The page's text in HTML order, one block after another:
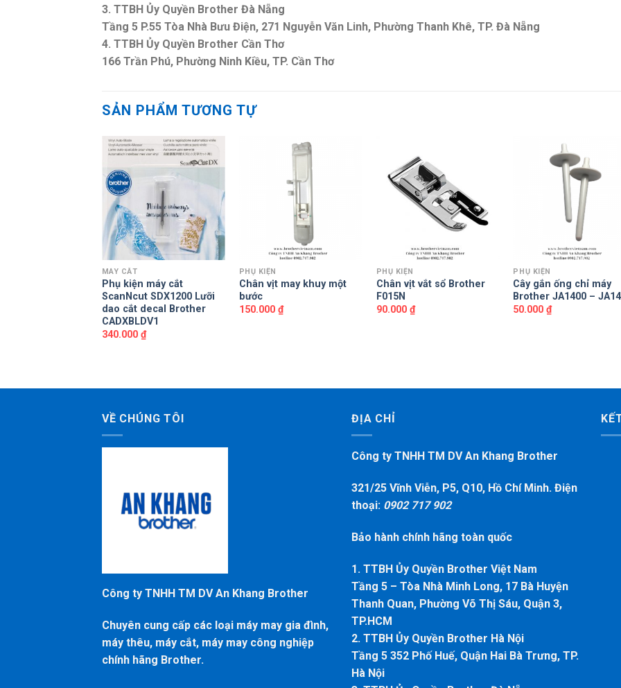
3. TTBH Ủy Quyền Brother Đà Nẵng
Tầng 5 P.55 Tòa Nhà Bưu Điện, 271 Nguyễn Văn Linh, Phường Thanh Khê, TP. Đà Nẵng
4. TTBH Ủy Quyền Brother Cần Thơ
166 Trần Phú, Phường Ninh Kiều, TP. Cần Thơ
SẢN PHẨM TƯƠNG TỰ
MÁY CẮT
Phụ kiện máy cắt
ScanNcut SDX1200 Lưỡi
dao cắt decal Brother
CADXBLDV1
340.000 ₫
PHỤ KIỆN
Chân vịt may khuy một
bước
150.000 ₫
PHỤ KIỆN
Chân vịt vắt sổ Brother
F015N
90.000 ₫
PHỤ KIỆN
Cây gắn ống chỉ máy
Brother JA1400 –
50.000₫
VỀ CHÚNG TÔI
Công ty TNHH TM DV An Khang Brother
Chuyên cung cấp các loại máy may gia đình,
máy thêu, máy cắt, máy may công nghiệp
chính hãng Brother.
ĐỊA CHỈ
Công ty TNHH TM DV An Khang Brother
321/25 Vĩnh Viễn, P5, Q10, Hồ Chí Minh. Điện
thoại: 0902 717 902
Bảo hành chính hãng toàn quốc
1. TTBH Ủy Quyền Brother Việt Nam
Tầng 5 – Tòa Nhà Minh Long, 17 Bà Huyện
Thanh Quan, Phường Võ Thị Sáu, Quận 3,
TP.HCM
2. TTBH Ủy Quyền Brother Hà Nội
Tầng 5 352 Phố Huế, Quận Hai Bà Trưng, TP.
Hà Nội